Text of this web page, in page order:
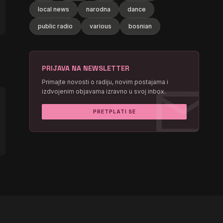
local news narodna dance
public radio various bosnian
mail
PRIJAVA NA NEWSLETTER
Primajte novosti o radiju, novim postajama i
izdvojenim objavama izravno u svoj inbox.
PRETPLATI SE